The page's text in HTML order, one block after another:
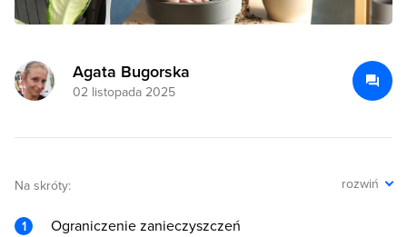
Agata Bugorska
02 listopada 2025
Na skróty: rozwiń
Ograniczenie zanieczyszczeń